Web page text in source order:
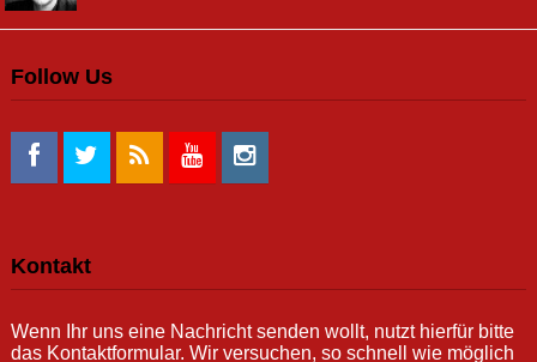
Follow Us
Kontakt
Wenn Ihr uns eine Nachricht senden wollt, nutzt hierfür bitte
das Kontaktformular. Wir versuchen, so schnell wie möglich